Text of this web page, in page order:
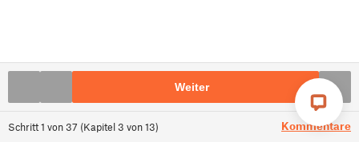
Schritt1 von37 (Kapitel3 von13) Kommentare
Weiter